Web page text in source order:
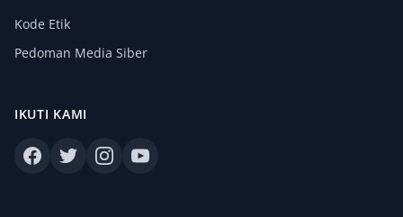
Kode Etik
Pedoman Media Siber
IKUTI KAMI